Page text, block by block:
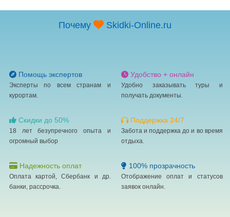
Почему Skidki-Online.ru
Помощь экспертов
Эксперты по всем странам и
курортам.
Удобство + онлайн
Удобно заказывать туры и
получать документы.
Скидки до 50%
18 лет безупречного опыта и
огромный выбор
Поддержка 24/7
Забота и поддержка до и во время
отдыха.
Надежность оплат
Оплата картой, Сбербанк и др.
банки, рассрочка.
100% прозрачность
Отображение оплат и статусов
заявок онлайн.